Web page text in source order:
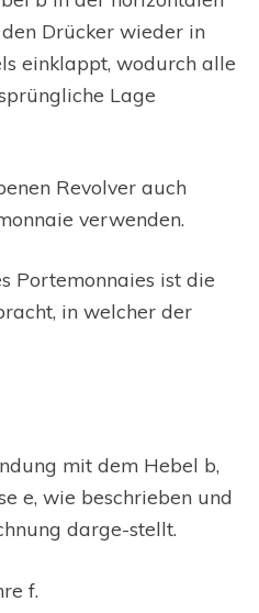
Drücker wieder in
einklappt, wodurch alle
Lage
Revolver auch
verwenden.
Portemonnaies ist die
in welcher der
mit dem Hebel b,
e, wie beschrieben und
darge-stellt.
f.